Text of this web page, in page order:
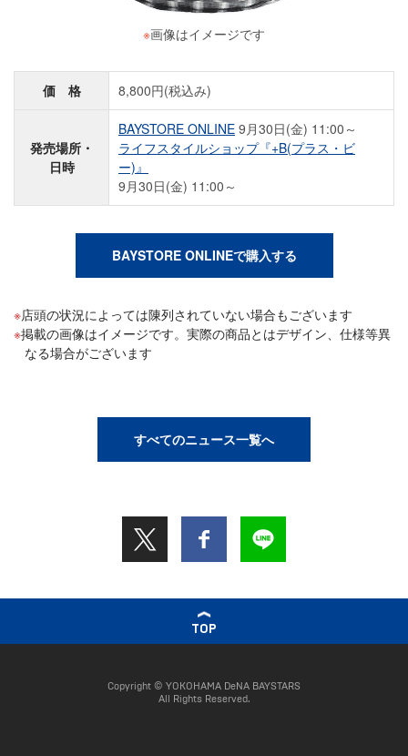
※画像はイメージです
価 格 8,800円(税込み)
発売場所・
日時
BAYSTORE ONLINE 9月30日(金) 11:00～
ライフスタイルショップ『+B(プラス・ビ
ー)』
9月30日(金) 11:00～
BAYSTORE ONLINEで購入する
店頭の状況によっては陳列されていない場合もございます
掲載の画像はイメージです。実際の商品とはデザイン、仕様等異
なる場合がございます
すべてのニュース一覧へ
TOP
Copyright © YOKOHAMA DeNA BAYSTARS
All Rights Reserved.